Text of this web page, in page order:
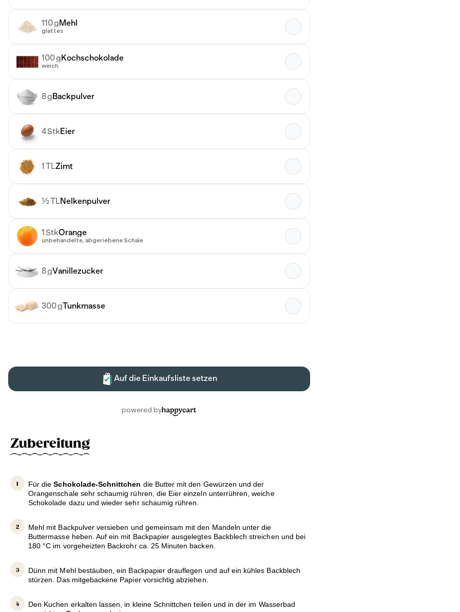
Zubereitung
Für dieSchokolade-Schnittchen die Butter mit den Gewürzen und der
Orangenschale sehr schaumig rühren, die Eier einzeln unterrühren, weiche
Schokolade dazu und wieder sehr schaumig rühren.
Mehl mit Backpulver versieben und gemeinsam mit den Mandeln unter die
Buttermasse heben. Auf ein mit Backpapier ausgelegtes Backblech streichen und bei
180 °C im vorgeheizten Backrohr ca. 25 Minuten backen.
Dünn mit Mehl bestäuben, ein Backpapier drauflegen und auf ein kühles Backblech
stürzen. Das mitgebackene Papier vorsichtig abziehen.
Den Kuchen erkalten lassen, in kleine Schnittchen teilen und in der im Wasserbad